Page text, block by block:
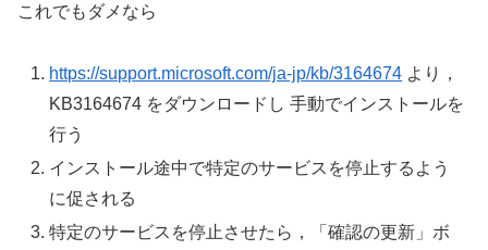
これでもダメなら
https://support.microsoft.com/ja-jp/kb/3164674 より，
KB3164674 をダウンロードし 手動でインストールを
行う
インストール途中で特定のサービスを停止するよう
に促される
特定のサービスを停止させたら，「確認の更新」ボ